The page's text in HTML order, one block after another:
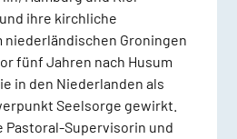
ihre kirchliche
niederländischen Groningen
fünf Jahren nach Husum
in den Niederlanden als
Seelsorge gewirkt.
Pastoral-Supervisorin und